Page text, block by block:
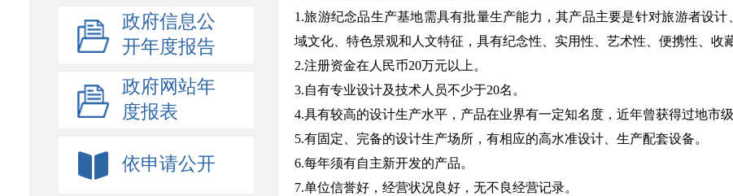
政府信息公
开年度报告
政府网站年
度报表
依申请公开
1.旅游纪念品生产基地需具有批量生产能力，其产品主要是针对旅游者设
域文化、特色景观和人文特征，具有纪念性、实用性、艺术性、便携性、收
2.注册资金在人民币20万元以上。
3.自有专业设计及技术人员不少于20名。
4.具有较高的设计生产水平，产品在业界有一定知名度，近年曾获得过地市级
5.有固定、完备的设计生产场所，有相应的高水准设计、生产配套设备。
6.每年须有自主新开发的产品。
7.单位信誉好，经营状况良好，无不良经营记录。